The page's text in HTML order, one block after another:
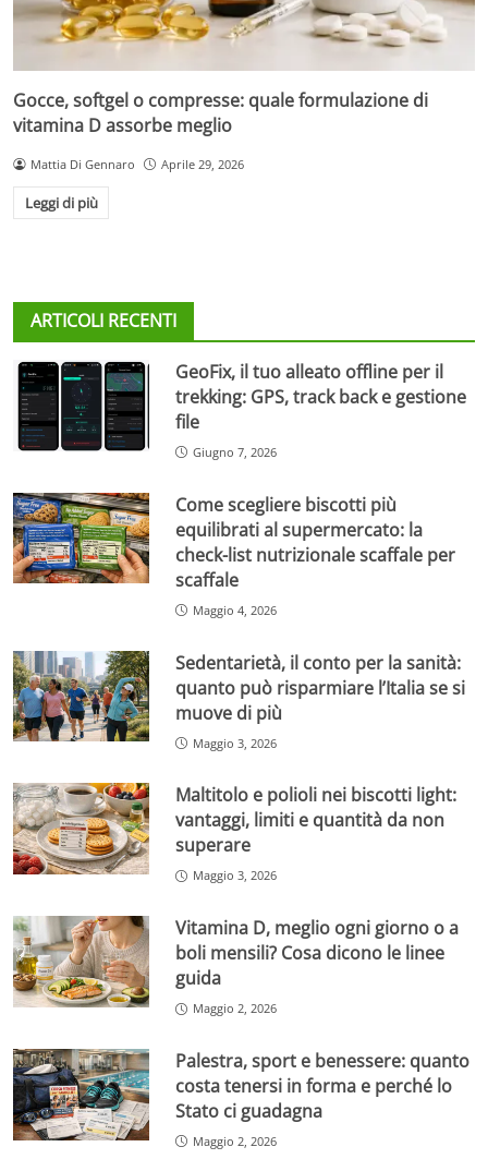
Gocce, softgel o compresse: quale formulazione di
vitamina D assorbe meglio
Mattia Di Gennaro Aprile 29, 2026
Leggi di più
ARTICOLI RECENTI
GeoFix, il tuo alleato offline per il
trekking: GPS, track back e gestione
file
Giugno 7, 2026
Come scegliere biscotti più
equilibrati al supermercato: la
check-list nutrizionale scaffale per
scaffale
Maggio 4, 2026
Sedentarietà, il conto per la sanità:
quanto può risparmiare l’Italia se si
muove di più
Maggio 3, 2026
Maltitolo e polioli nei biscotti light:
vantaggi, limiti e quantità da non
superare
Maggio 3, 2026
Vitamina D, meglio ogni giorno o a
boli mensili? Cosa dicono le linee
guida
Maggio 2, 2026
Palestra, sport e benessere: quanto
costa tenersi in forma e perché lo
Stato ci guadagna
Maggio 2, 2026